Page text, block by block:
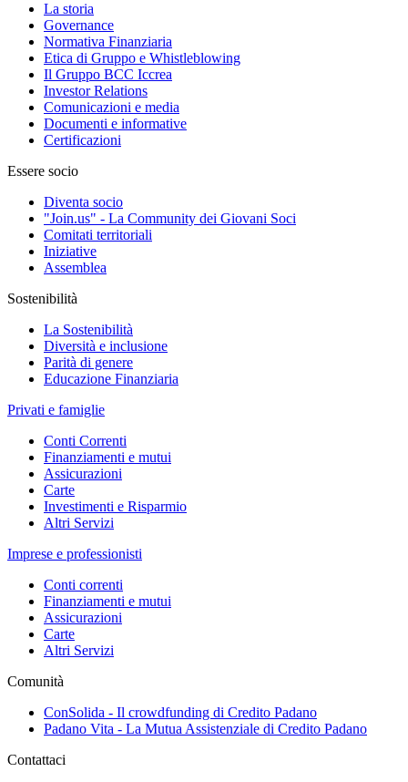
La storia
Governance
Normativa Finanziaria
Etica di Gruppo e Whistleblowing
Il Gruppo BCC Iccrea
Investor Relations
Comunicazioni e media
Documenti e informative
Certificazioni
Essere socio
Diventa socio
"Join.us" - La Community dei Giovani Soci
Comitati territoriali
Iniziative
Assemblea
Sostenibilità
La Sostenibilità
Diversità e inclusione
Parità di genere
Educazione Finanziaria
Privati e famiglie
Conti Correnti
Finanziamenti e mutui
Assicurazioni
Carte
Investimenti e Risparmio
Altri Servizi
Imprese e professionisti
Conti correnti
Finanziamenti e mutui
Assicurazioni
Carte
Altri Servizi
Comunità
ConSolida - Il crowdfunding di Credito Padano
Padano Vita - La Mutua Assistenziale di Credito Padano
Contattaci